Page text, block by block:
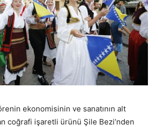
ekonomisinin ve sanatının alt
coğrafi işaretli ürünü Şile Bezi’nden